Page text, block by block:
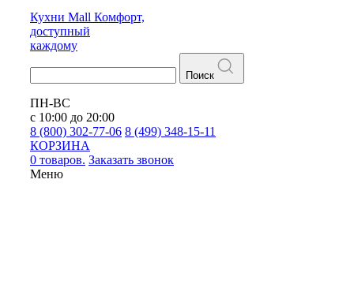
Кухни Mall Комфорт,
доступный
каждому
Поиск
ПН-ВС
с 10:00 до 20:00
8 (800) 302-77-06 8 (499) 348-15-11
КОРЗИНА
0 товаров. Заказать звонок
Меню